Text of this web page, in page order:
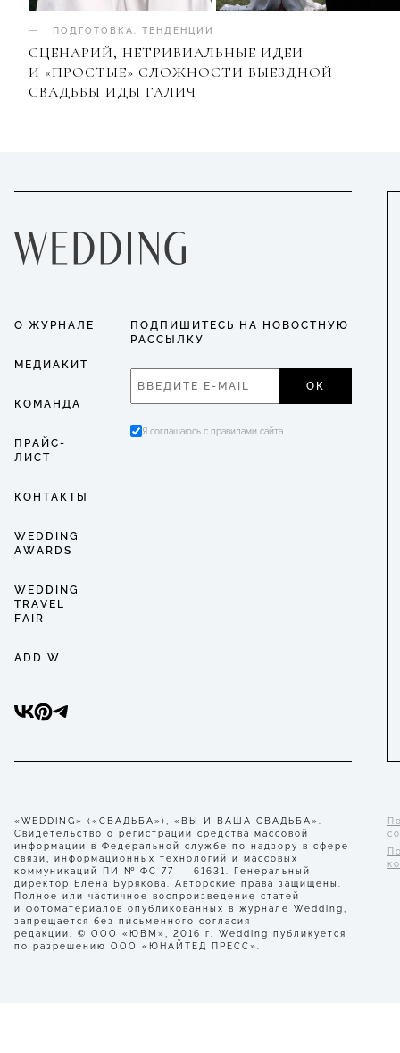
ПОДГОТОВКА ТЕНДЕНЦИИ
СЦЕНАРИЙ, НЕТРИВИАЛЬНЫЕ ИДЕИ
И «ПРОСТЫЕ» СЛОЖНОСТИ ВЫЕЗДНОЙ
СВАДЬБЫ ИДЫ ГАЛИЧ
О ЖУРНАЛЕ
МЕДИАКИТ
КОМАНДА
ПРАЙС-
ЛИСТ
КОНТАКТЫ
WEDDING
AWARDS
WEDDING
TRAVEL
FAIR
ADD W
ПОДПИШИТЕСЬ НА НОВОСТНУЮ
РАССЫЛКУ
ОК
Я соглашаюсь с правилами сайта
«WEDDING» («СВАДЬБА»), «ВЫ И ВАША СВАДЬБА».
Свидетельство о регистрации средства массовой
информации в Федеральной службе по надзору в сфере
связи, информационных технологий и массовых
коммуникаций ПИ № ФС 77 — 61631. Генеральный
директор Елена Бурякова. Авторские права защищены.
Полное или частичное воспроизведение статей
и фотоматериалов опубликованных в журнале Wedding,
запрещается без письменного согласия
редакции. © ООО «ЮВМ», 2016 г. Wedding публикуется
по разрешению ООО «ЮНАЙТЕД ПРЕСС».